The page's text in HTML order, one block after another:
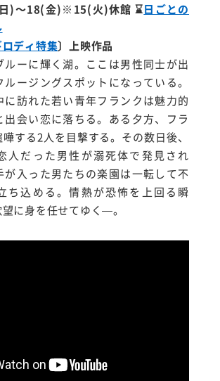
)～18(金)※15(火)休館 ⌛日ごとの
ディ特集〕上映作品
ルーに輝く湖。ここは男性同士が出
ージングスポットになっている。
に訪れた若い青年フランクは魅力的
出会い恋に落ちる。ある夕方、フラ
する2人を目撃する。その数日後、
人だった男性が溺死体で発見され
が入った男たちの楽園は一転して不
ち込める。情熱が恐怖を上回る瞬
に身を任せてゆく—。